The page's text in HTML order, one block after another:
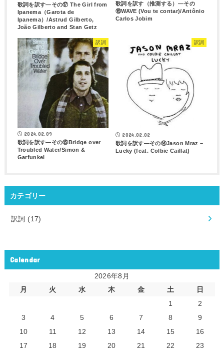
歌詞を訳す―その⑰ The Girl from
Ipanema（Garota de
Ipanema）/Astrud Gilberto,
João Gilberto and Stan Getz
歌詞を訳す（推測する）―その
⑯WAVE (Vou te contar)/Antônio
Carlos Jobim
訳詞
2024.02.09
歌詞を訳す―その⑮Bridge over
Troubled Water/Simon &
Garfunkel
訳詞
2024.02.02
歌詞を訳す―その⑭Jason Mraz –
Lucky (feat. Colbie Caillat)
カテゴリー
訳詞 (17)
Calendar
2026年8月
月
火 水 木 金 土
日
1
2
3
4 5 6 7 8
9
10
11 12 13 14 15
16
17
18 19 20 21 22 23